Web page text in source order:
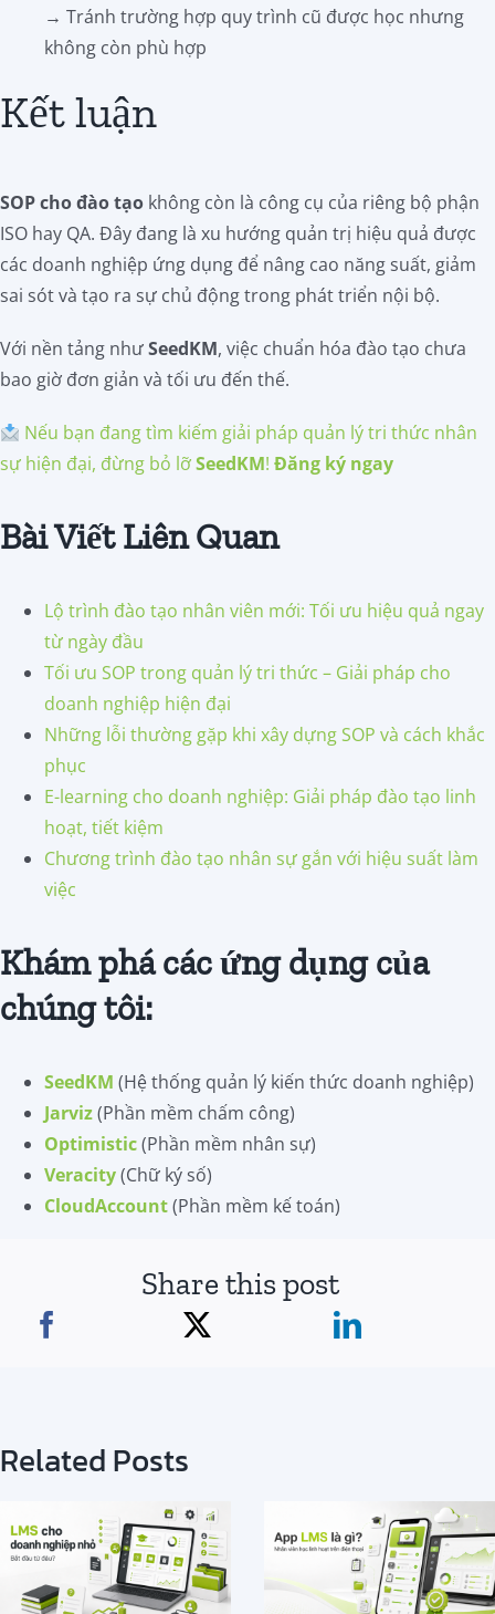
→ Tránh trường hợp quy trình cũ được học nhưng
không còn phù hợp
Kết luận
SOP cho đào tạokhông còn là công cụ của riêng bộ phận
ISO hay QA. Đây đang là xu hướng quản trị hiệu quả được
các doanh nghiệp ứng dụng để nâng cao năng suất, giảm
sai sót và tạo ra sự chủ động trong phát triển nội bộ.
Với nền tảng nhưSeedKM, việc chuẩn hóa đào tạo chưa
bao giờ đơn giản và tối ưu đến thế.
Nếu bạn đang tìm kiếm giải pháp quản lý tri thức nhân
sự hiện đại, đừng bỏ lỡSeedKM! Đăng ký ngay
Bài Viết Liên Quan
Lộ trình đào tạo nhân viên mới: Tối ưu hiệu quả ngay
từ ngày đầu
Tối ưu SOP trong quản lý tri thức – Giải pháp cho
doanh nghiệp hiện đại
Những lỗi thường gặp khi xây dựng SOP và cách khắc
phục
E-learning cho doanh nghiệp: Giải pháp đào tạo linh
hoạt, tiết kiệm
Chương trình đào tạo nhân sự gắn với hiệu suất làm
việc
Khám phá các ứng dụng của
chúng tôi:
SeedKM (Hệ thống quản lý kiến thức doanh nghiệp)
Jarviz(Phần mềm chấm công)
Optimistic(Phần mềm nhân sự)
Veracity(Chữ ký số)
CloudAccount(Phần mềm kế toán)
Share this post
Related Posts